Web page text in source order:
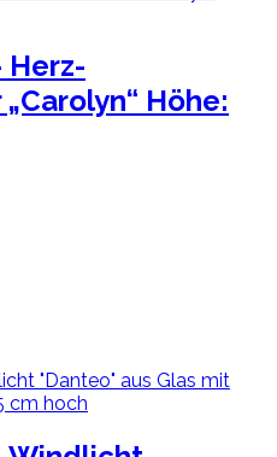
Herz-
Höhe: